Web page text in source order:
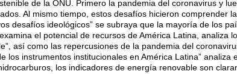
de la ONU. Primero la pandemia del coronavirus y
Al mismo tiempo, estos desafíos hicieron
desafíos ideológicos” se subraya que la mayoría de los
el potencial de recursos de América Latina,
así como las repercusiones de la pandemia del
instrumentos institucionales en América Latina”
los indicadores de energía renovable son